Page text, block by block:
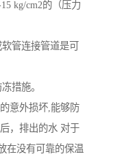
kg/cm2的（压力
管连接管道是可
措施。
意外损坏,能够防
，排出的水 对于
在没有可靠的保温